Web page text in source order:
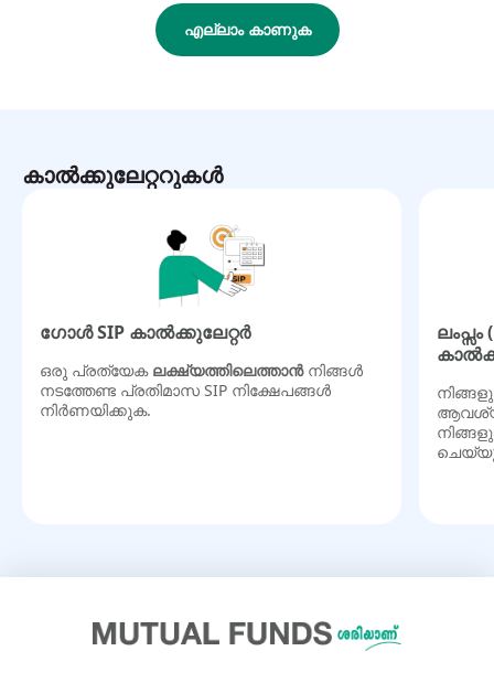
എല്ലാം കാണുക
കാൽക്കുലേറ്ററുകൾ
ഗോൾ SIP കാൽക്കുലേറ്റർ
ഒരു പ്രത്യേക ലക്ഷ്യത്തിലെത്താൻനിങ്ങൾ
നടത്തേണ്ട പ്രതിമാസ SIP നിക്ഷേപങ്ങൾ
നിർണയിക്കുക.